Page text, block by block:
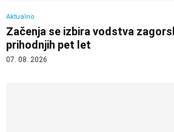
Aktualno
Začenja se izbira vodstva
prihodnjih pet let
07. 08. 2026